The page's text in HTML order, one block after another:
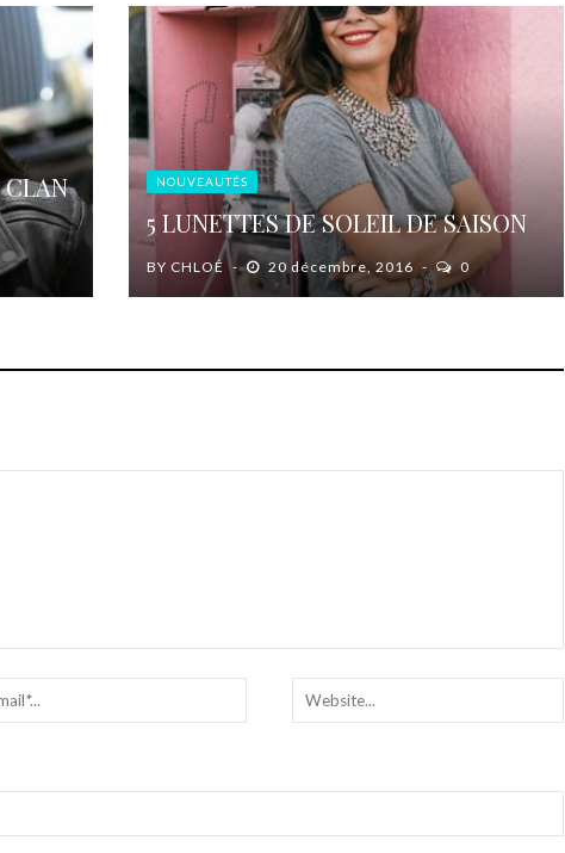
CLAN
NOUVEAUTÉS
5 LUNETTES DE SOLEIL DE SAISON
BY CHLOÉ 20 décembre, 2016 0